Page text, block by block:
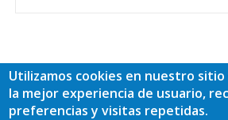
Utilizamos cookies en nuestro
la mejor experiencia de usuario,
preferencias y visitas repetidas.